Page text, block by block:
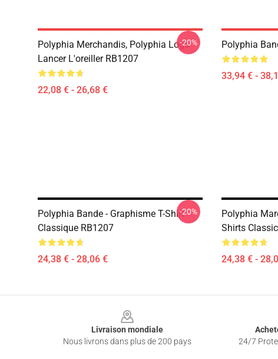
Polyphia Merchandis, Polyphia Logo
Lancer L'oreiller RB1207
22,08 € - 26,68 €
-20% Polyphia
33,94 € -
Polyphia Bande - Graphisme T-Shirt
Classique RB1207
24,38 € - 28,06 €
-20%
Polyphia
Shirts
24,38 € -
Livraison mondiale
Nous livrons dans plus de 200 pays
24/7